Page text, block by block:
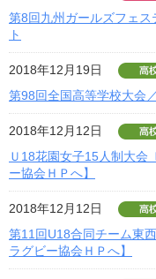
第8回九州ガールズフェ
ト
2018年12月19日
第98回全国高等学校大会
2018年12月12日
Ｕ18花園女子15人制大会
ー協会ＨＰへ】
2018年12月12日
第11回U18合同チーム東
ラグビー協会ＨＰへ】